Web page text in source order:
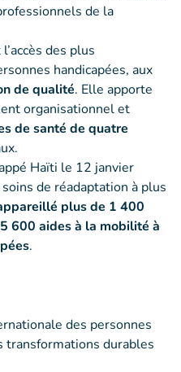
de la
des plus
handicapées, aux
de qualité. Elle apporte
organisationnel et
de santé de quatre
Haïti le 12 janvier
de réadaptation à plus
plus de 1 400
600 aides à la mobilité à
.
des personnes
transformations durables